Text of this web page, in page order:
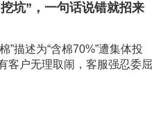
坑”，一句话说错就招来
”描述为“含棉70%”遭集体投
客户无理取闹，客服强忍委屈